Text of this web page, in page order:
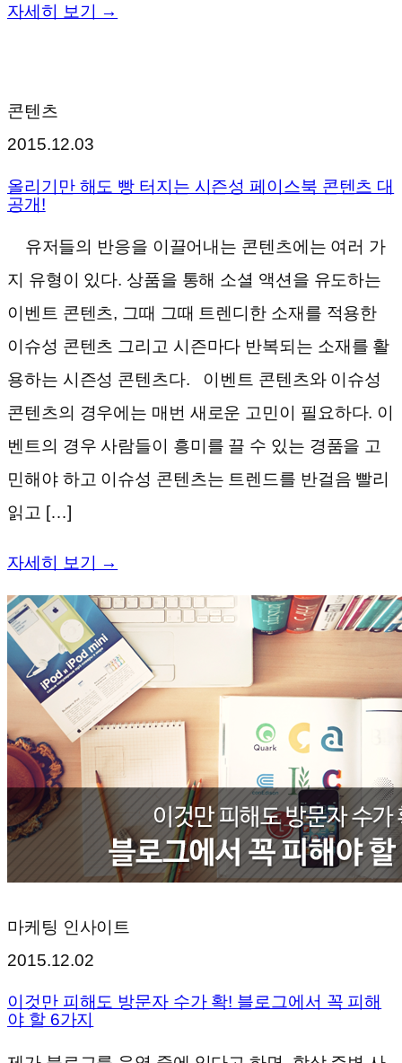
자세히 보기 →
콘텐츠
2015.12.03
올리기만 해도 빵 터지는 시즌성 페이스북 콘텐츠 대
공개!
유저들의 반응을 이끌어내는 콘텐츠에는 여러 가
지 유형이 있다. 상품을 통해 소셜 액션을 유도하는
이벤트 콘텐츠, 그때 그때 트렌디한 소재를 적용한
이슈성 콘텐츠 그리고 시즌마다 반복되는 소재를 활
용하는 시즌성 콘텐츠다. 이벤트 콘텐츠와 이슈성
콘텐츠의 경우에는 매번 새로운 고민이 필요하다. 이
벤트의 경우 사람들이 흥미를 끌 수 있는 경품을 고
민해야 하고 이슈성 콘텐츠는 트렌드를 반걸음 빨리
읽고 […]
자세히 보기 →
마케팅 인사이트
2015.12.02
이것만 피해도 방문자 수가 확! 블로그에서 꼭 피해
야 할 6가지